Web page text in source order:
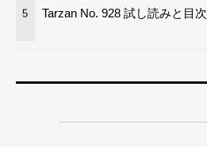
5 Tarzan No. 928 試し読みと目次